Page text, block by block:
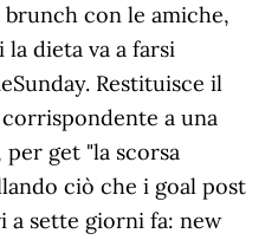
con le amiche,
dieta va a farsi
Restituisce il
a una
per get "la scorsa
ciò che i goal post
a sette giorni fa: new